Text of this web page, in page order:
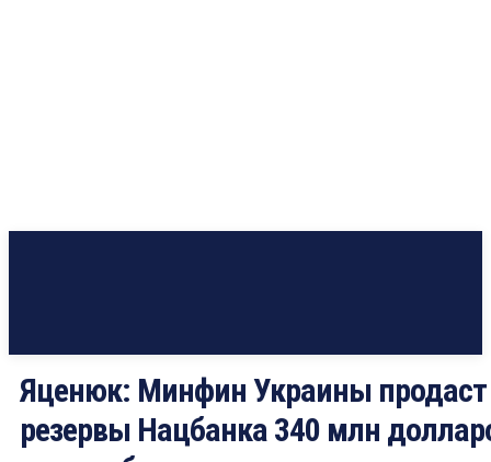
Яценюк: Минфин Украины продаст
резервы Нацбанка 340 млн